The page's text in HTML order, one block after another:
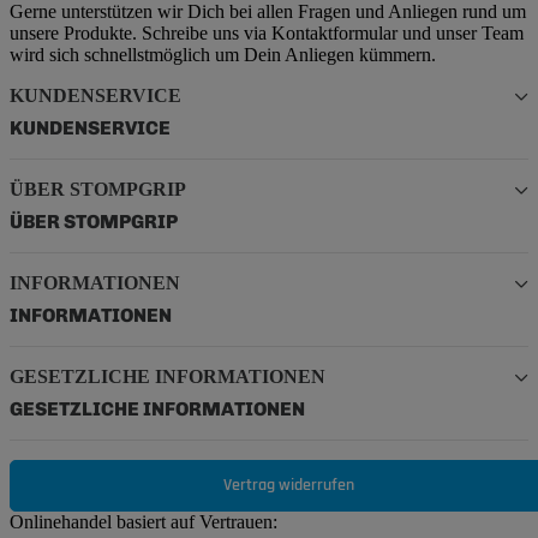
Gerne unterstützen wir Dich bei allen Fragen und Anliegen rund um
unsere Produkte. Schreibe uns via Kontaktformular und unser Team
wird sich schnellstmöglich um Dein Anliegen kümmern.
KUNDENSERVICE
KUNDENSERVICE
ÜBER STOMPGRIP
ÜBER STOMPGRIP
INFORMATIONEN
INFORMATIONEN
GESETZLICHE INFORMATIONEN
GESETZLICHE INFORMATIONEN
Vertrag widerrufen
Onlinehandel basiert auf Vertrauen: